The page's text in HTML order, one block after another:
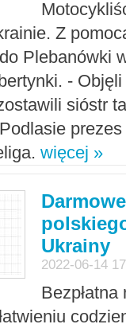
Z
Plebanówki
-
sióstr
więcej »
Ukrainy
2022-06-14